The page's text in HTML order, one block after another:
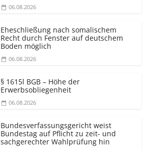
06.08.2026
Eheschließung nach somalischem
Recht durch Fenster auf deutschem
Boden möglich
06.08.2026
§ 1615l BGB – Höhe der
Erwerbsobliegenheit
06.08.2026
Bundesver­fassungsgericht weist
Bundestag auf Pflicht zu zeit- und
sachgerechter Wahlprüfung hin